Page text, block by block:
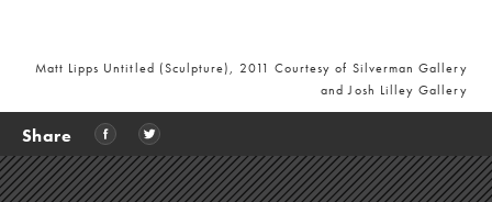
Matt Lipps Untitled (Sculpture), 2011 Courtesy of Silverman Gallery
and Josh Lilley Gallery
Share